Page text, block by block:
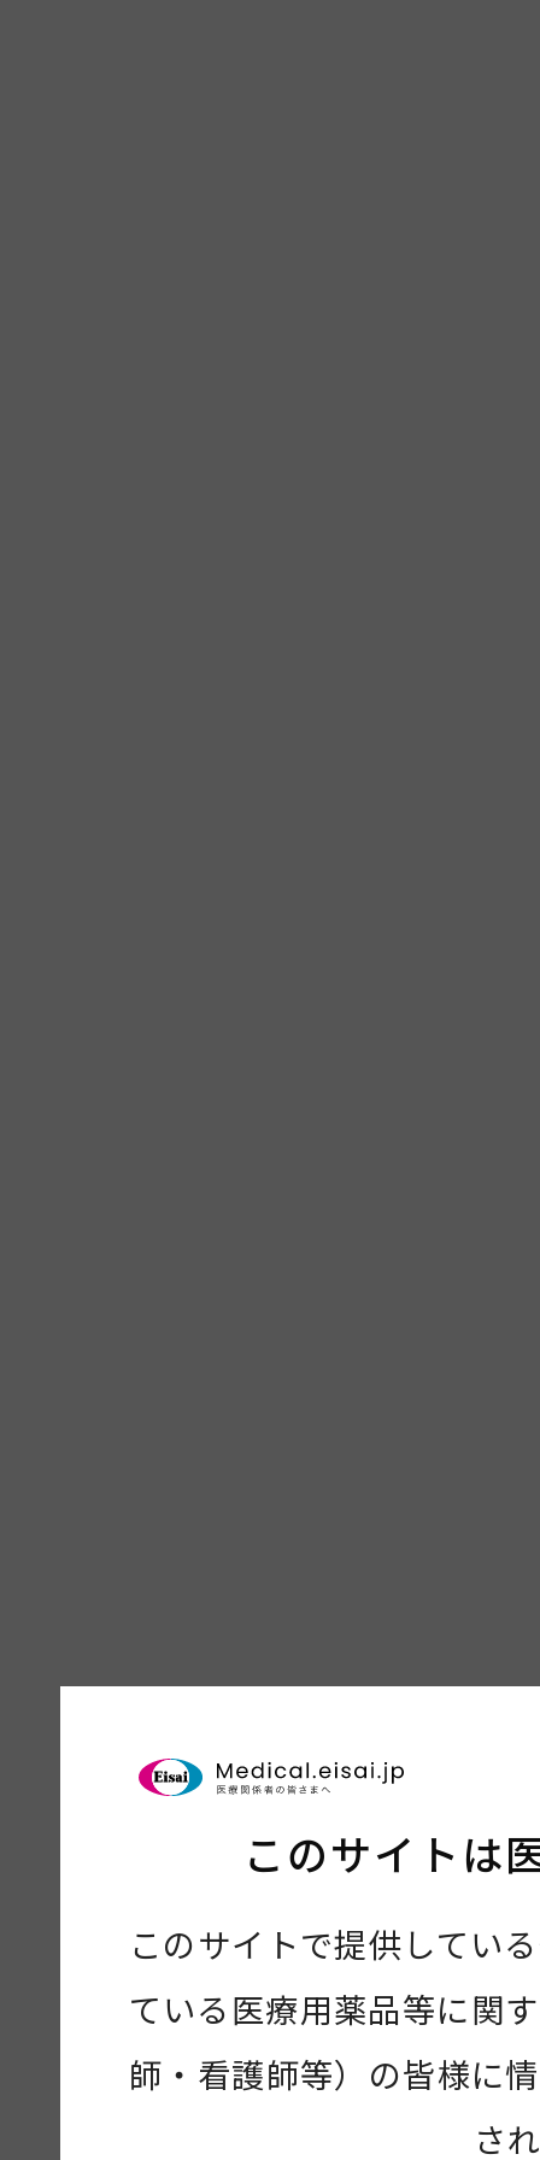
このサイトは
このサイトで提供してい
ている医療用薬品等に関
師・看護師等）の皆様に
さ